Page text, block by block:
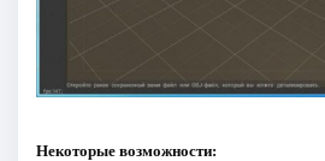
Некоторые возможности: